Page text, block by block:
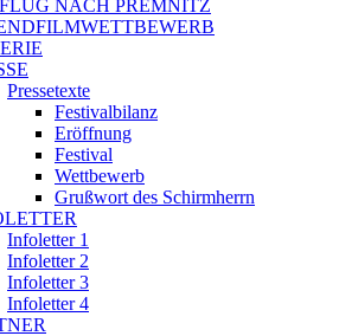
NACH PREMNITZ
Pressetexte
Festivalbilanz
Eröffnung
Festival
Wettbewerb
Grußwort des Schirmherrn
Infoletter 1
Infoletter 2
Infoletter 3
Infoletter 4